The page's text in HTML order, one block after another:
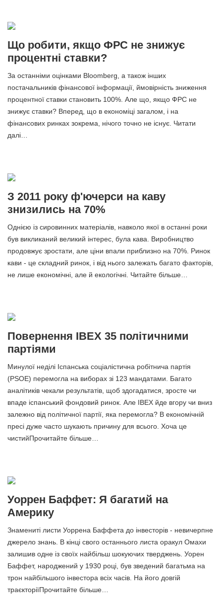
Що робити, якщо ФРС не знижує
процентні ставки?
За останніми оцінками Bloomberg, а також інших
постачальників фінансової інформації, ймовірність зниження
процентної ставки становить 100%. Але що, якщо ФРС не
знижує ставки? Вперед, що в економіці загалом, і на
фінансових ринках зокрема, нічого точно не існує. Читати
далі…
З 2011 року ф'ючерси на каву
знизились на 70%
Однією із сировинних матеріалів, навколо якої в останні роки
був викликаний великий інтерес, була кава. Виробництво
продовжує зростати, але ціни впали приблизно на 70%. Ринок
кави - це складний ринок, і від нього залежать багато факторів,
не лише економічні, але й екологічні. Читайте більше…
Повернення IBEX 35 політичними
партіями
Минулої неділі Іспанська соціалістична робітнича партія
(PSOE) перемогла на виборах зі 123 мандатами. Багато
аналітиків чекали результатів, щоб здогадатися, зросте чи
впаде іспанський фондовий ринок. Але IBEX йде вгору чи вниз
залежно від політичної партії, яка перемогла? В економічній
пресі дуже часто шукають причину для всього. Хоча це
чистийПрочитайте більше…
Уоррен Баффет: Я багатий на
Америку
Знамениті листи Уоррена Баффета до інвесторів - невичерпне
джерело знань. В кінці свого останнього листа оракул Омахи
залишив одне із своїх найбільш шокуючих тверджень. Уорен
Баффет, народжений у 1930 році, був зведений багатьма на
трон найбільшого інвестора всіх часів. На його довгій
траєкторіїПрочитайте більше…